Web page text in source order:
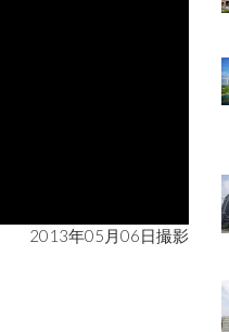
2013年05月06日撮影